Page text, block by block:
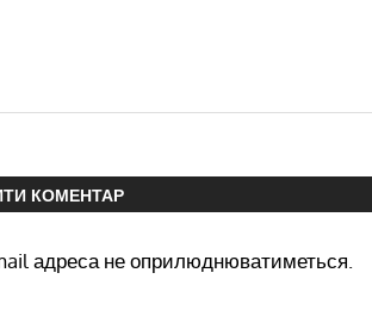
КОМЕНТАР
адреса не оприлюднюватиметься.